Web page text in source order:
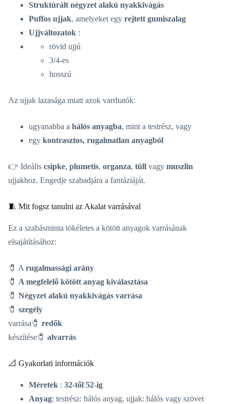
Struktúrált négyzet alakú nyakkivágás
Puffos ujjak, amelyeket egy rejtett gumiszalag
Ujjváltozatok :
rövid ujjú
3/4-es
hosszú
Az ujjak lazasága miatt azok varrhatók:
ugyanabba a hálós anyagba, mint a testrész, vagy
egy kontrasztos, rugalmatlan anyagból
👉 Ideális csipke, plumetis, organza, tüll vagy muszlin
ujjakhoz. Engedje szabadjára a fantáziáját.
🧵 Mit fogsz tanulni az Akalat varrásával
Ez a szabásminta tökéletes a kötött anyagok varrásának
elsajátításához:
🧷 A rugalmassági arány
🧷 A megfelelő kötött anyag kiválasztása
🧷 Négyzet alakú nyakkivágás varrása
🧷 szegély
varrása🧷 redők
készítése🧷 alvarrás
📐 Gyakorlati információk
Méretek : 32-től 52-ig
Anyag: testrész: hálós anyag, ujjak: hálós vagy szövet